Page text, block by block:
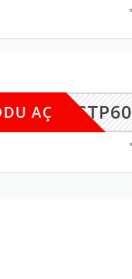
SPRSTP60
AÇ